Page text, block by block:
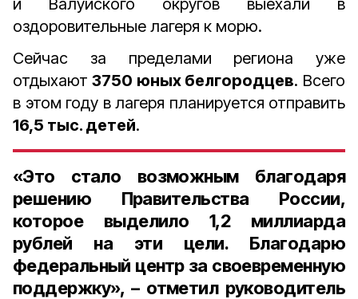
и Валуйского округов выехали в
оздоровительные лагеря к морю.
Сейчас за пределами региона уже
отдыхают 3750 юных белгородцев. Всего
в этом году в лагеря планируется отправить
16,5 тыс. детей.
«Это стало возможным благодаря
решению Правительства России,
которое выделило 1,2 миллиарда
рублей на эти цели. Благодарю
федеральный центр за своевременную
поддержку», – отметил руководитель